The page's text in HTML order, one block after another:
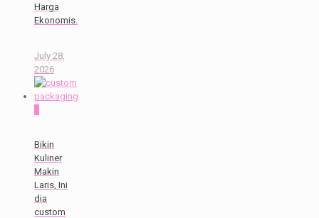
Harga
Ekonomis.
July 28,
2026
Bikin
Kuliner
Makin
Laris, Ini
dia
custom